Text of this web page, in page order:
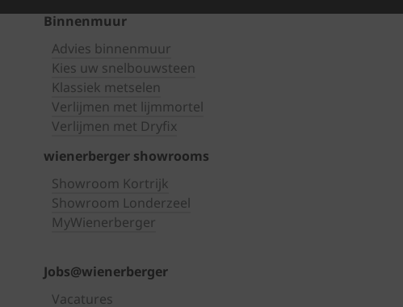
Binnenmuur
Advies binnenmuur
Kies uw snelbouwsteen
Klassiek metselen
Verlijmen met lijmmortel
Verlijmen met Dryfix
wienerberger showrooms
Showroom Kortrijk
Showroom Londerzeel
MyWienerberger
Jobs@wienerberger
Vacatures